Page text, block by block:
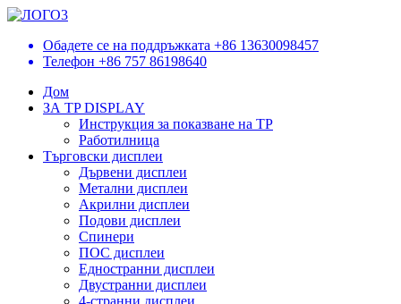
Обадете се на поддръжката +86 13630098457
Телефон +86 757 86198640
Дом
ЗА TP DISPLAY
Инструкция за показване на TP
Работилница
Търговски дисплеи
Дървени дисплеи
Метални дисплеи
Акрилни дисплеи
Подови дисплеи
Спинери
ПОС дисплеи
Едностранни дисплеи
Двустранни дисплеи
4-странни дисплеи